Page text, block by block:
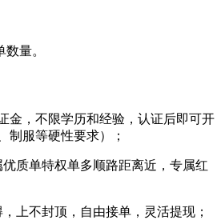
量。
金，不限学历和经验，认证后即可开
制服等硬性要求）；
质单特权单多顺路距离近，专属红
上不封顶，自由接单，灵活提现；